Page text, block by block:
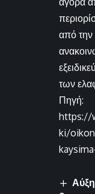
από την
των
Πηγή:
https://
ki/